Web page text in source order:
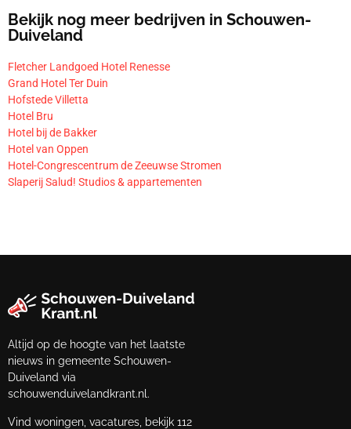
Bekijk nog meer bedrijven in Schouwen-
Duiveland
Fletcher Landgoed Hotel Renesse
Grand Hotel Ter Duin
Hofstede Villetta
Hotel Bru
Hotel bij de Bakker
Hotel van Oppen
Hotel-Congrescentrum de Zeeuwse Stromen
Slaperij Salud! Studios & appartementen
Altijd op de hoogte van het laatste
nieuws in gemeente Schouwen-
Duiveland via
schouwenduivelandkrant.nl.
Vind woningen, vacatures, bekijk 112